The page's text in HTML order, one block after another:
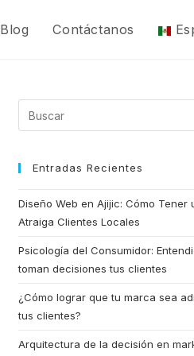
Blog Contáctanos
Entradas Recientes
Diseño Web en Ajijic: Cómo Tener
Atraiga Clientes Locales
Psicología del Consumidor:
toman decisiones tus clientes
¿Cómo lograr que tu marca sea
tus clientes?
Arquitectura de la decisión en